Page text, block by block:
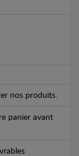
nos produits.
panier avant